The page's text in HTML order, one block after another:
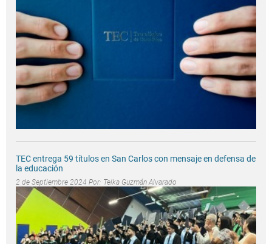
TEC entrega 59 títulos en San Carlos con mensaje en defensa de
la educación
2 de Septiembre 2024 Por: Telka Guzmán Alvarado